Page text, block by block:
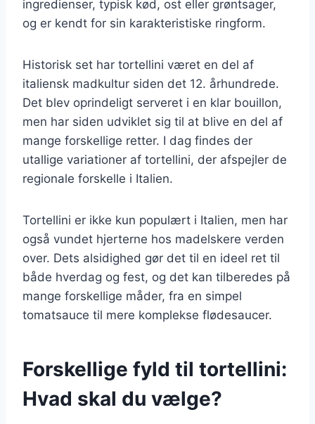
ingredienser, typisk kød, ost eller grøntsager,
og er kendt for sin karakteristiske ringform.
Historisk set har tortellini været en del af
italiensk madkultur siden det 12. århundrede.
Det blev oprindeligt serveret i en klar bouillon,
men har siden udviklet sig til at blive en del af
mange forskellige retter. I dag findes der
utallige variationer af tortellini, der afspejler de
regionale forskelle i Italien.
Tortellini er ikke kun populært i Italien, men har
også vundet hjerterne hos madelskere verden
over. Dets alsidighed gør det til en ideel ret til
både hverdag og fest, og det kan tilberedes på
mange forskellige måder, fra en simpel
tomatsauce til mere komplekse flødesaucer.
Forskellige fyld til tortellini:
Hvad skal du vælge?